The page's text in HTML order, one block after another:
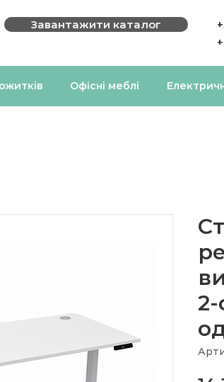
Завантажити каталог
Офісні меблі